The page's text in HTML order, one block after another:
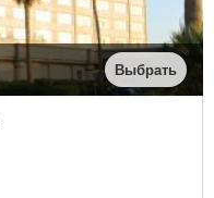
Выбрать